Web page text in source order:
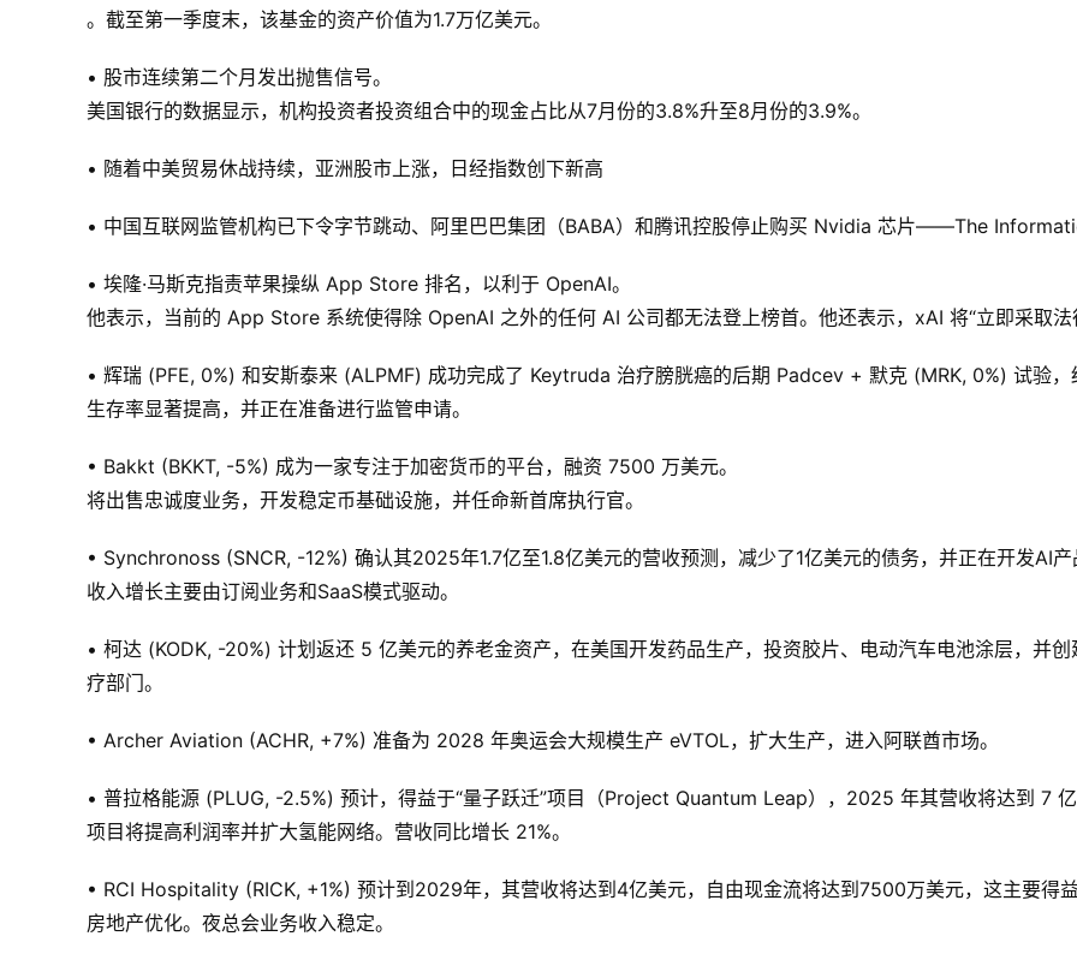
。截至第一季度末，该基金的资产价值为1.7万亿美元。
• 股市连续第二个月发出抛售信号。
美国银行的数据显示，机构投资者投资组合中的现金占比从7月份的3.8%升至8月份的3.9%。
• 随着中美贸易休战持续，亚洲股市上涨，日经指数创下新高
• 中国互联网监管机构已下令字节跳动、阿里巴巴集团（BABA）和腾讯控股停止购买 Nvidia 芯片——The
• 埃隆·马斯克指责苹果操纵 App Store 排名，以利于 OpenAI。
他表示，当前的 App Store 系统使得除 OpenAI 之外的任何 AI 公司都无法登上榜首。他还表示，xAI 将“立即采取法
• 辉瑞 (PFE, 0%) 和安斯泰来 (ALPMF) 成功完成了 Keytruda 治疗膀胱癌的后期 Padcev + 默克 (MRK, 0%) 试验，
生存率显著提高，并正在准备进行监管申请。
• Bakkt (BKKT, -5%) 成为一家专注于加密货币的平台，融资 7500 万美元。
将出售忠诚度业务，开发稳定币基础设施，并任命新首席执行官。
• Synchronoss (SNCR, -12%) 确认其2025年1.7亿至1.8亿美元的营收预测，减少了1亿美元的债务，并正在开发AI产
收入增长主要由订阅业务和SaaS模式驱动。
• 柯达 (KODK, -20%) 计划返还 5 亿美元的养老金资产，在美国开发药品生产，投资胶片、电动汽车电池涂层，并创
疗部门。
• Archer Aviation (ACHR, +7%) 准备为 2028 年奥运会大规模生产 eVTOL，扩大生产，进入阿联酋市场。
• 普拉格能源 (PLUG, -2.5%) 预计，得益于“量子跃迁”项目（Project Quantum Leap），2025 年其营收将达到 7
项目将提高利润率并扩大氢能网络。营收同比增长 21%。
• RCI Hospitality (RICK, +1%) 预计到2029年，其营收将达到4亿美元，自由现金流将达到7500万美元，这主要得
房地产优化。夜总会业务收入稳定。